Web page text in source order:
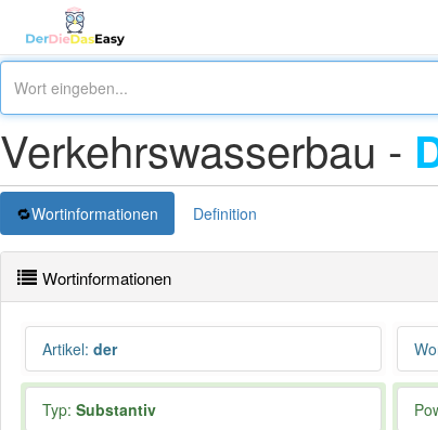
Verkehrswasserbau -
Wortinformationen Definition
Wortinformationen
Artikel: der
Typ: Substantiv